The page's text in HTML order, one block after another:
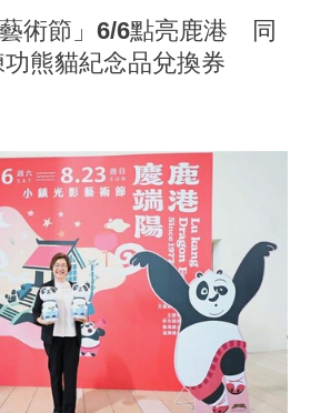
藝術節」6/6點亮鹿港 同
熊貓紀念品兌換券